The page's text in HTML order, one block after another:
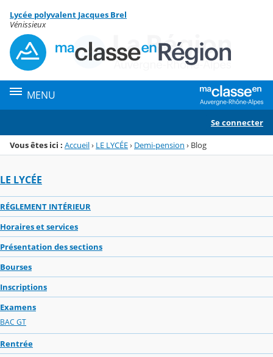
Menu de la rubrique
Contenu
Lycée polyvalent Jacques Brel
Vénissieux
MENU
Se connecter
Vous êtes ici : Accueil› LE LYCÉE› Demi-pension › Blog
LE LYCÉE
RÉGLEMENT INTÉRIEUR
Horaires et services
Présentation des sections
Bourses
Inscriptions
Examens
BAC GT
Rentrée